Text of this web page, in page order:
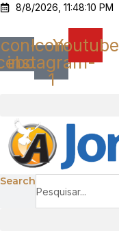
Ir
o
conteúdo
8/8/2026, 11:48:10 PM
Icon-
instagram-
1
Youtube
Search